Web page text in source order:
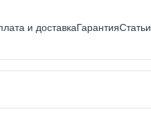
и доставкаГарантияСтатьи